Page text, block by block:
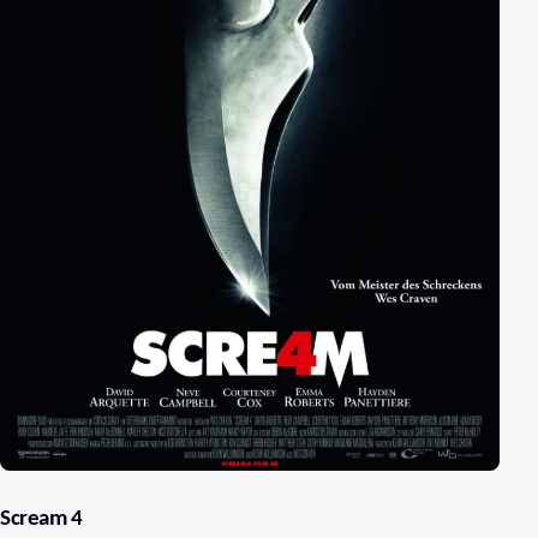
Scream 4